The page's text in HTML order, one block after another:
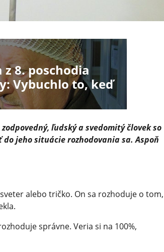
8. poschodia
Vybuchlo to, keď
ľudský a svedomitý človek so
jeho situácie rozhodovania sa. Aspoň
alebo tričko. On sa rozhoduje o tom,
správne. Veria si na 100%,